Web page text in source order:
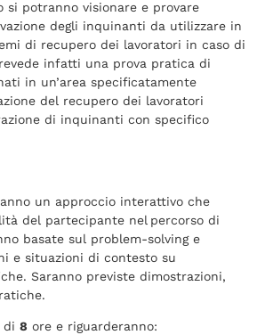
si potranno visionare e provare
degli inquinanti da utilizzare in
di recupero dei lavoratori in caso di
infatti una prova pratica di
in un’area specificatamente
del recupero dei lavoratori
di inquinanti con specifico
un approccio interattivo che
del partecipante nel percorso di
basate sul problem-solving e
e situazioni di contesto su
Saranno previste dimostrazioni,
di 8 ore e riguarderanno: